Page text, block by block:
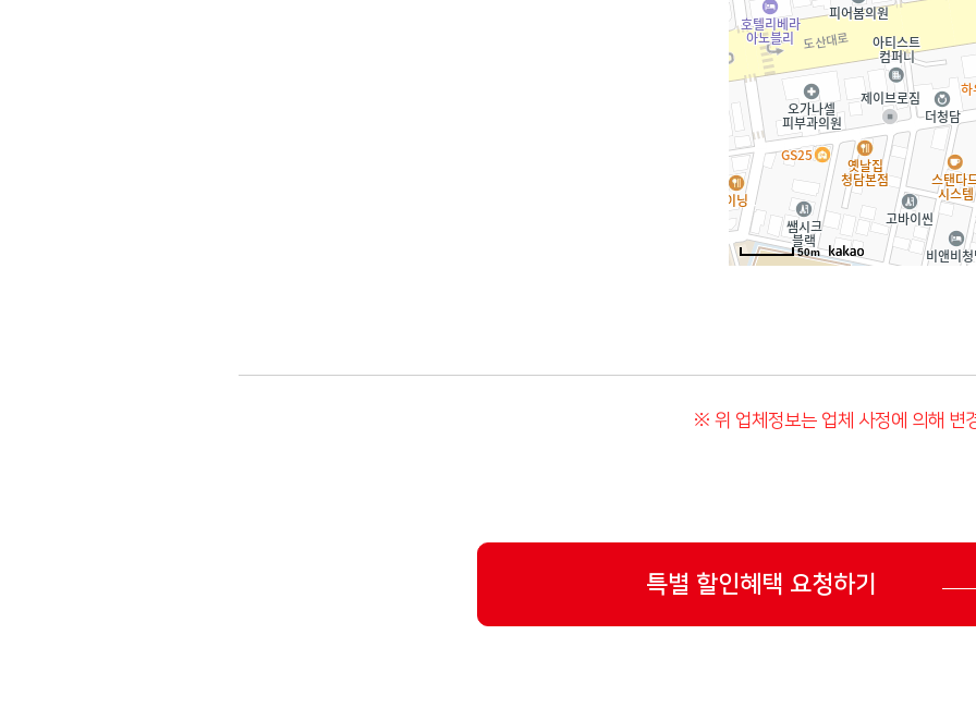
50m
※ 위 업체정보는 업체 사정에 의해 변
특별 할인혜택 요청하기